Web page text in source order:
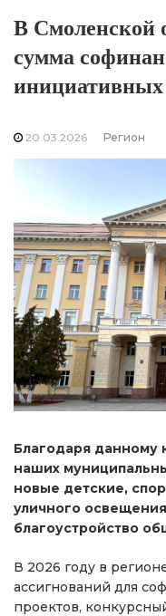
В Смоленской
сумма
инициативных
20.03.2026 Регион
Благодаря данному
наших
новые детские,
уличного
благоустройство
В 2026 году в
ассигнований для
проектов,